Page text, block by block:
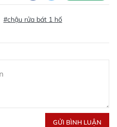
#chậu rửa bát 1 hố
GỬI BÌNH LUẬN